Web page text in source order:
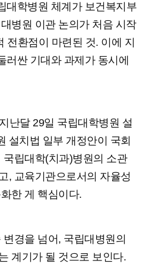
대학병원 체계가 보건복지부
병원 이관 논의가 처음 시작
전환점이 마련된 것. 이에 지
러싼 기대와 과제가 동시에
난달 29일 국립대학병원 설
설치법 일부 개정안이 국회
립대학(치과)병원의 소관
, 교육기관으로서의 자율성
한 게 핵심이다.
경을 넘어, 국립대병원의
계기가 될 것으로 보인다.